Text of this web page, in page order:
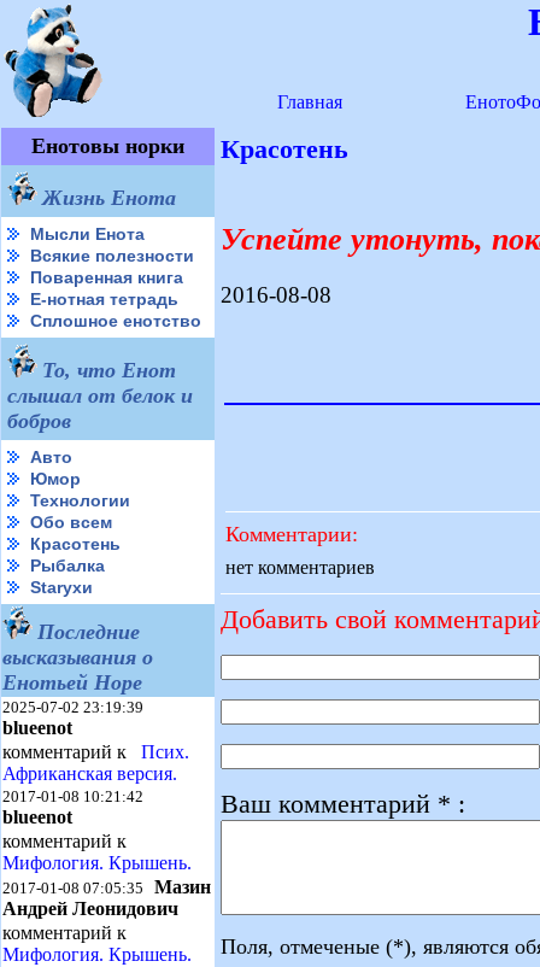
Главная
Енотовы норки
Жизнь Енота
Мысли Енота
Всякие полезности
Поваренная книга
Е-нотная тетрадь
Сплошное енотство
То, что Енот
слышал от белок и
бобров
Авто
Юмор
Технологии
Обо всем
Красотень
Рыбалка
Starухи
Последние
высказывания о
Енотьей Норе
2025-07-02 23:19:39
blueenot
комментарий к Псих.
Африканская версия.
2017-01-08 10:21:42
blueenot
комментарий к
Мифология. Крышень.
2017-01-08 07:05:35 Мазин
Андрей Леонидович
комментарий к
Мифология. Крышень.
Красотень
Успейте утонуть,
2016-08-08
Комментарии:
нет комментариев
Добавить свой
Ваш комментарий * :
Поля, отмеченые (*), являются